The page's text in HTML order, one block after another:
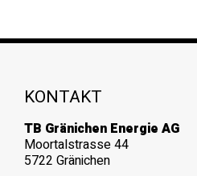
KONTAKT
TB Gränichen Energie AG
Moortalstrasse 44
5722 Gränichen